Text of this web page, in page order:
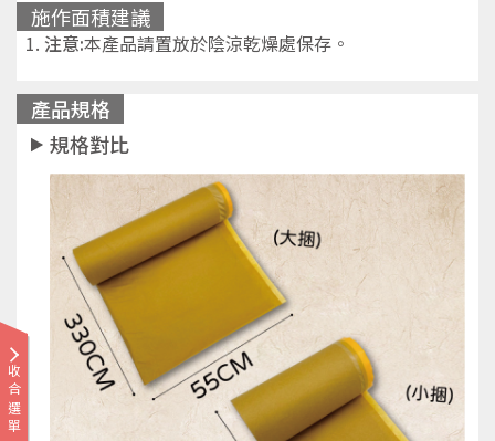
施作面積建議
注意:本產品請置放於陰涼乾燥處保存。
收合選單
產品規格
規格對比